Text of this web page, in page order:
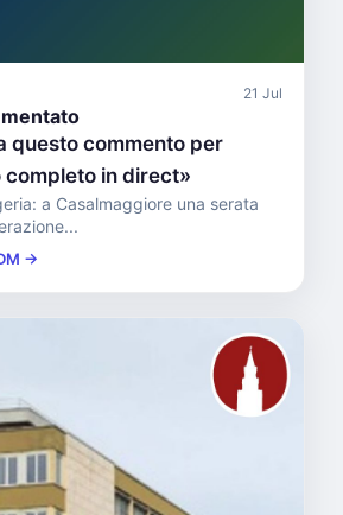
21 Jul
questo commento per
completo in direct»
a Casalmaggiore una serata
→